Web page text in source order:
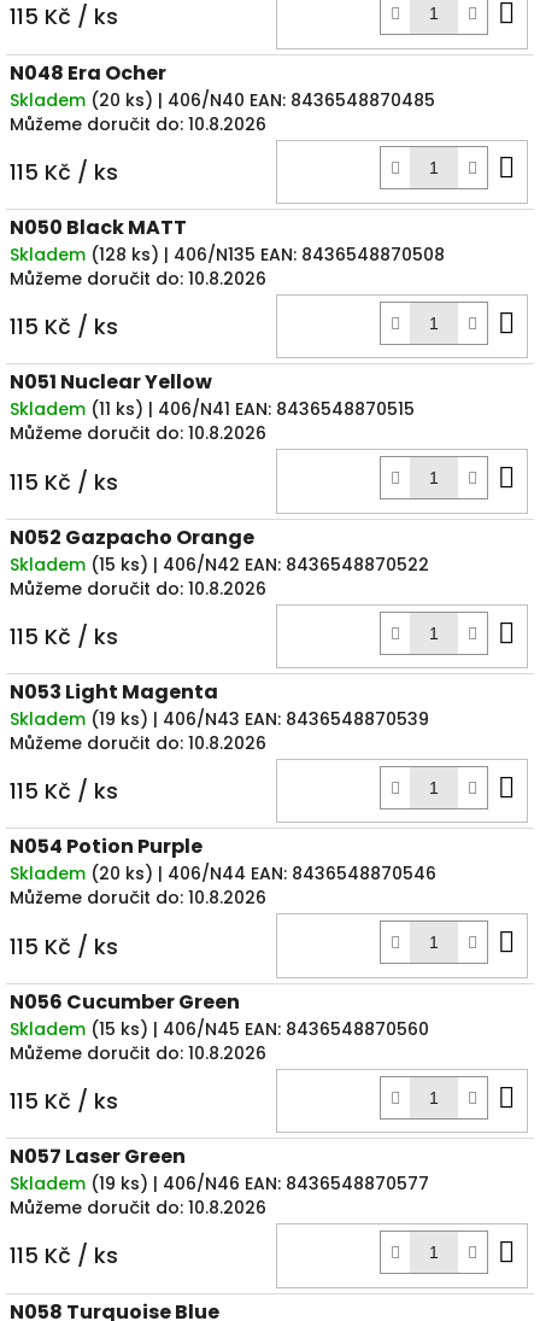
115 Kč / ks
N048 Era Ocher
Skladem (20 ks) | 406/N40 EAN: 8436548870485
Můžeme doručit do: 10.8.2026
115 Kč / ks
N050 Black MATT
Skladem (128 ks) | 406/N135 EAN: 8436548870508
Můžeme doručit do: 10.8.2026
115 Kč / ks
N051 Nuclear Yellow
Skladem (11 ks) | 406/N41 EAN: 8436548870515
Můžeme doručit do: 10.8.2026
115 Kč / ks
N052 Gazpacho Orange
Skladem (15 ks) | 406/N42 EAN: 8436548870522
Můžeme doručit do: 10.8.2026
115 Kč / ks
N053 Light Magenta
Skladem (19 ks) | 406/N43 EAN: 8436548870539
Můžeme doručit do: 10.8.2026
115 Kč / ks
N054 Potion Purple
Skladem (20 ks) | 406/N44 EAN: 8436548870546
Můžeme doručit do: 10.8.2026
115 Kč / ks
N056 Cucumber Green
Skladem (15 ks) | 406/N45 EAN: 8436548870560
Můžeme doručit do: 10.8.2026
115 Kč / ks
N057 Laser Green
Skladem (19 ks) | 406/N46 EAN: 8436548870577
Můžeme doručit do: 10.8.2026
115 Kč / ks
N058 Turquoise Blue